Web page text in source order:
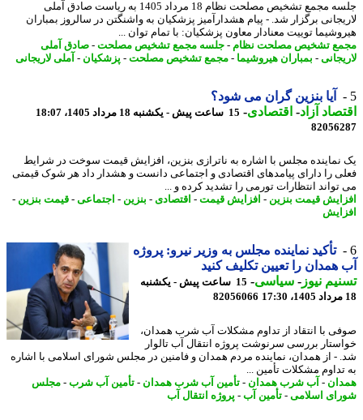
جلسه مجمع تشخیص مصلحت نظام 18 مرداد 1405 به ریاست صادق آملی
برگزار شد. - پیام هشدارآمیز پزشکیان به واشنگتن در سالروز بمباران
توییت معنادار معاون پزشکیان: با تمام توان ...
تشخیص مصلحت نظام-جلسه مجمع تشخیص مصلحت-صادق آملی
-بمباران هیروشیما-مجمع تشخیص مصلحت-پزشکیان-آملی لاریجانی
آیا بنزین گران می شود؟
آزاد - اقتصادی-15 ساعت پیش - یکشنبه 18 مرداد 1405، 18:07
مجلس با اشاره به ناترازی بنزین، افزایش قیمت سوخت در شرایط
را دارای پیامدهای اقتصادی و اجتماعی دانست و هشدار داد هر شوک قیمتی
انتظارات تورمی را تشدید کرده و ...
قیمت بنزین- افزایش قیمت-اقتصادی-بنزین- اجتماعی-قیمت بنزین-
تأکید نماینده مجلس به وزیر نیرو: پروژه
را تعیین تکلیف کنید
نیوز-سیاسی-
15 ساعت پیش - یکشنبه
82056066
با انتقاد از تداوم مشکلات آب شرب همدان،
بررسی سرنوشت پروژه انتقال آب تالوار
- از همدان، نماینده مردم همدان و فامنین در مجلس شورای اسلامی با اشاره
مشکلات تأمین ...
- آب شرب همدان- تأمین آب شرب همدان- تأمین آب شرب- مجلس
اسلامی-تأمین آب- پروژه انتقال آب